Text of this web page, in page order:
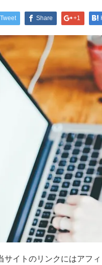
Tweet Share +1
サイトのリンクにはアフ